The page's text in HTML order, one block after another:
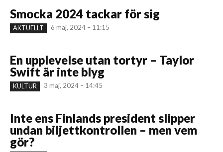
Smocka 2024 tackar för sig
AKTUELLT 6 maj, 2024 – 11:15
En upplevelse utan tortyr – Taylor
Swift är inte blyg
KULTUR 3 maj, 2024 – 14:45
Inte ens Finlands president slipper
undan biljettkontrollen – men vem
gör?